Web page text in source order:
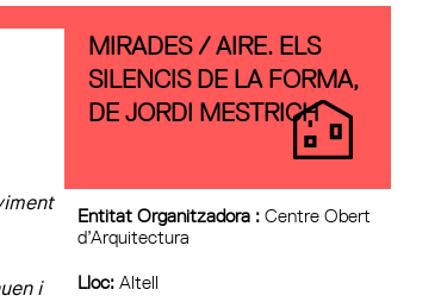
MIRADES / AIRE. ELS
SILENCIS DE LA FORMA,
DE JORDI MESTRICH
Entitat Organitzadora :Centre Obert
d’Arquitectura
Lloc:Altell
i